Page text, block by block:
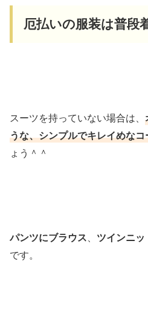
厄払いの服装は普段
スーツを持っていない場合は、
うな、シンプルでキレイめな
ょう＾＾
パンツにブラウス ツインニッ
です。